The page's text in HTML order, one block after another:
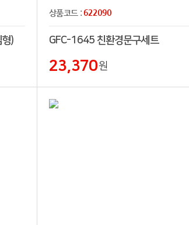
)
상품코드 :622090
GFC-1645 친환경문구세트
23,370원